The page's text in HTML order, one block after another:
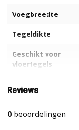
Voegbreedte
Tegeldikte
Geschikt voor
vloertegels
Geschikt voor
wandtegels
Reviews
0 beoordelingen